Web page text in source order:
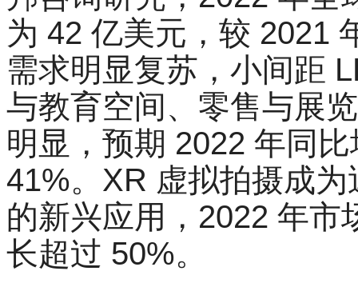
为 42 亿美元，较 2021
需求明显复苏，小间距
与教育空间、零售与展
明显，预期 2022 年同
41%。XR 虚拟拍摄成
的新兴应用，2022 年市
长超过 50%。